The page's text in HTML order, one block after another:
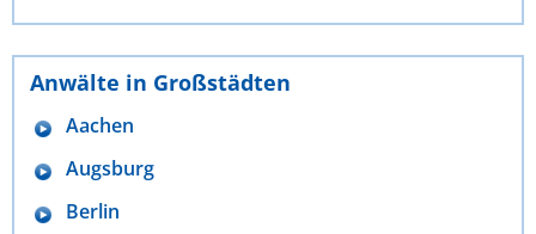
Anwälte in Großstädten
Aachen
Augsburg
Berlin